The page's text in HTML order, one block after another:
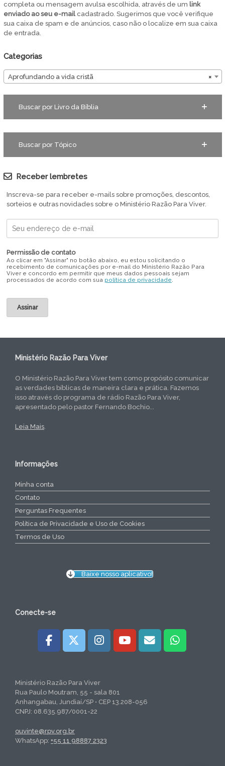
completa ou mensagem avulsa escolhida, através de um link
enviado ao seu e-mailcadastrado. Sugerimos que você verifique
sua caixa de spam e de anúncios, caso não o localize em sua caixa
de entrada.
Categorias
×
Aprofundando a vida cristã
Buscar por Livro da Bíblia
Buscar por Tópico
Receber lembretes
Inscreva-se para receber e-mails sobre promoções, descontos,
sorteios e outras novidades sobre o Ministério Razão Para Viver.
Permissão de contato
Ao clicar em "Assinar" no botão abaixo, eu estou solicitando o
recebimento de comunicações por e-mail do Ministério Razão Para
Viver e concordo em permitir que meus dados pessoais sejam
processados de acordo com sua política de privacidade.
Ministério Razão Para Viver
O Ministério Razão Para Viver tem como propósito comunicar
as verdades bíblicas de maneira clara e prática. Fazemos
isso através do programa de rádio Razão Para Viver,
apresentado pelo pastor Fernando Bochio...
Leia Mais
Informações
Minha conta
Contato
Perguntas Frequentes
Política de Privacidade e Uso de Cookies
Termos de Uso
Baixe nosso aplicativo!
Conecte-se
Ministério Razão Para Viver
Rua Paulo Moutram, 55 - sala 801
Anhangabau, Jundiaí/SP • CEP 13.208-056
CNPJ: 08.635.987/0001-22
ouvinte@rpv.org.br
WhatsApp: +55 11 98887 2323